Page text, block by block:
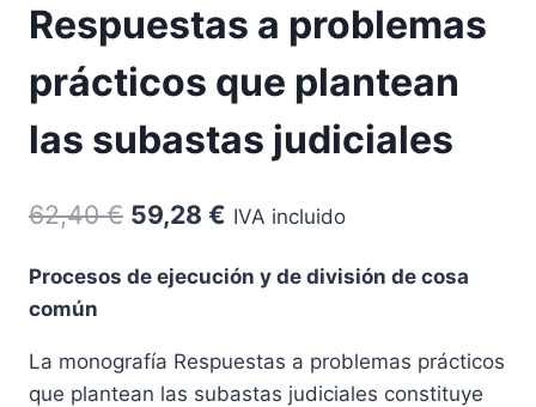
Respuestas a problemas
prácticos que plantean
las subastas judiciales
62,40€ El
original
62,40 €.
59,28 € El
actual
59,28 €.
IVA incluido
Procesos de ejecución y de división de cosa
común
La monografía Respuestas a problemas prácticos
que plantean las subastas judiciales constituye